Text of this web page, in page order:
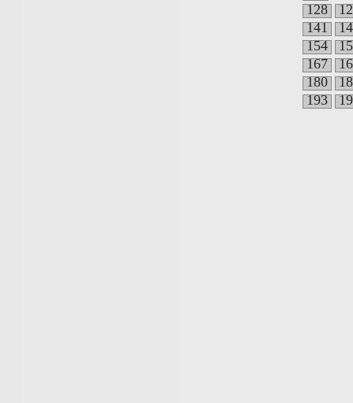
128
141
154
167
180
193